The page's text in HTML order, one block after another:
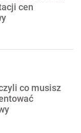
cen
co musisz